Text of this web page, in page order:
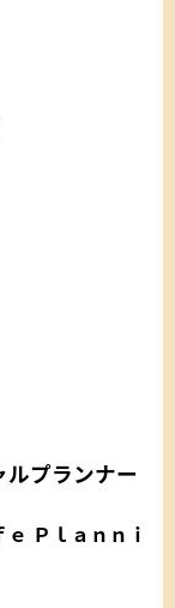
ルプランナー
Ｐｌａｎｎｉ